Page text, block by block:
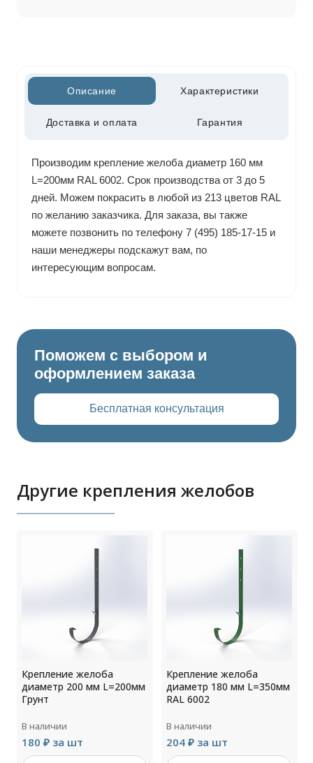
Описание Характеристики
Доставка и оплата Гарантия
Производим крепление желоба диаметр 160 мм
L=200мм RAL 6002. Срок производства от 3 до 5
дней. Можем покрасить в любой из 213 цветов RAL
по желанию заказчика. Для заказа, вы также
можете позвонить по телефону 7 (495) 185-17-15 и
наши менеджеры подскажут вам, по
интересующим вопросам.
Поможем с выбором и
оформлением заказа
Бесплатная консультация
Другие крепления желобов
Крепление желоба
диаметр 200 мм L=200мм
Грунт
В наличии
180 ₽ за шт
Крепление желоба
диаметр 180 мм L=350мм
RAL 6002
В наличии
204 ₽ за шт